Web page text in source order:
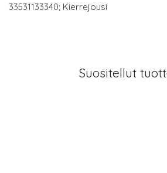
33531133340; Kierrejousi
Suositellut